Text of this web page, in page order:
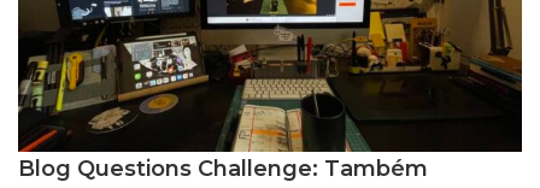
Blog Questions Challenge: Também